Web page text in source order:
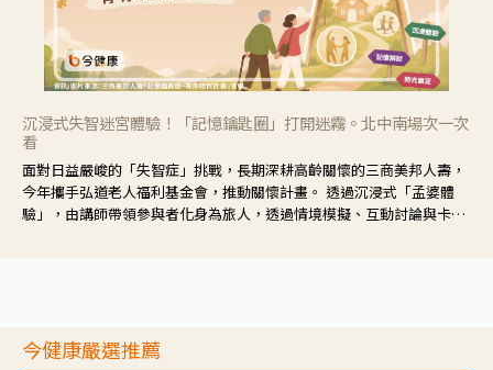
沉浸式失智迷宮體驗！「記憶鑰匙圈」打開迷霧。北中南場次一次
看
面對日益嚴峻的「失智症」挑戰，長期深耕高齡關懷的三商美邦人壽，
今年攜手弘道老人福利基金會，推動關懷計畫。 透過沉浸式「孟婆體
驗」，由講師帶領參與者化身為旅人，透過情境模擬、互動討論與卡牌
今健康嚴選推薦